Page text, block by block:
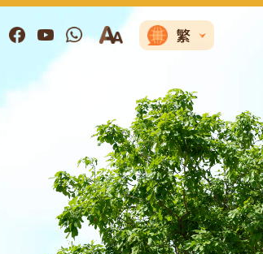
繁